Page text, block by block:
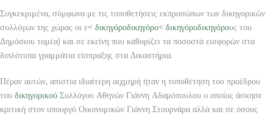
Συγκεκριμένα, σύμφωνα με τις τοποθετήσεις εκπροσώπων των δικηγορικών
συλλόγων της χώρας οι ε< δικηγόροδικηγόρο< δικηγόροδικηγόρους του
Δημόσιου τομέα) και σε εκείνη που καθορίζει τα ποσοστά εισφορών στα
διπλότυπα γραμμάτια είσπραξης στα Δικαστήρια.
Πέραν αυτών, απιστια ιδιαίτερη αιχμηρή ήταν η τοποθέτηση του προέδρου
του δικηγορικού Συλλόγου Αθηνών Γιάννη Αδαμόπουλου ο οποίος άσκησε
κριτική στον υπουργό Οικονομικών Γιάννη Στουρνάρα αλλά και σε όσους